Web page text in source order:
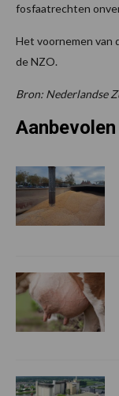
fosfaatrechten
Het voornemen van
de NZO.
Bron: Nederlandse